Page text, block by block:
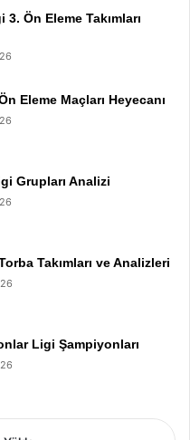
Ön Eleme Takımları
Eleme Maçları Heyecanı
Grupları Analizi
Takımları ve Analizleri
Ligi Şampiyonları